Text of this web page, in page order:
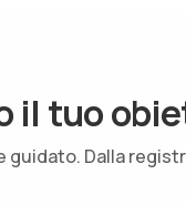
il tuo
guidato. Dalla